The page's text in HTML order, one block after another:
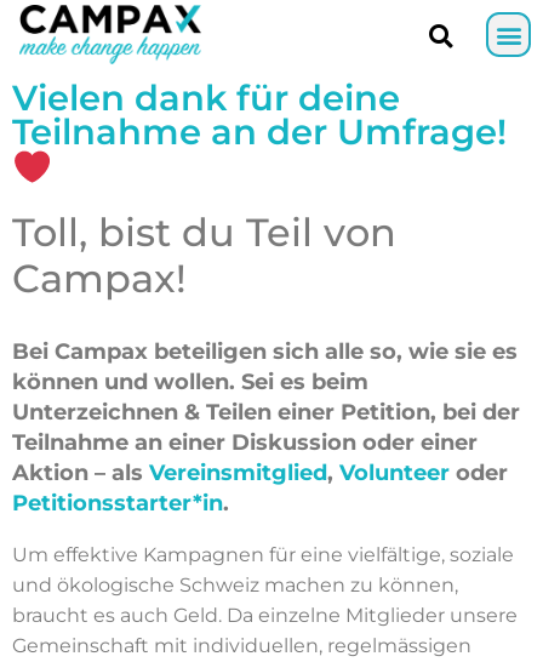
Vielen dank für deine
Teilnahme an der Umfrage!
Toll, bist du Teil von
Campax!
Bei Campax beteiligen sich alle so, wie sie es
können und wollen. Sei es beim
Unterzeichnen & Teilen einer Petition, bei der
Teilnahme an einer Diskussion oder einer
Aktion – als Vereinsmitglied, Volunteer oder
Petitionsstarter*in.
Um effektive Kampagnen für eine vielfältige, soziale
und ökologische Schweiz machen zu können,
braucht es auch Geld. Da einzelne Mitglieder unsere
Gemeinschaft mit individuellen, regelmässigen